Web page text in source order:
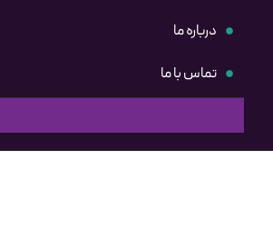
درباره ما
تماس با ما